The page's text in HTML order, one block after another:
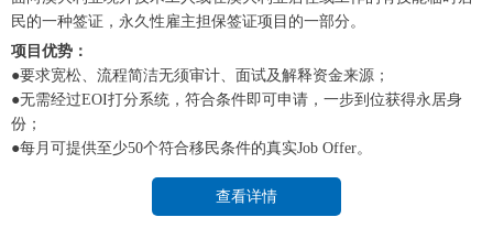
民的一种签证，永久性雇主担保签证项目的一部分。
项目优势：
●要求宽松、流程简洁无须审计、面试及解释资金来源；
●无需经过EOI打分系统，符合条件即可申请，一步到位获得永居身
份；
●每月可提供至少50个符合移民条件的真实Job Offer。
查看详情